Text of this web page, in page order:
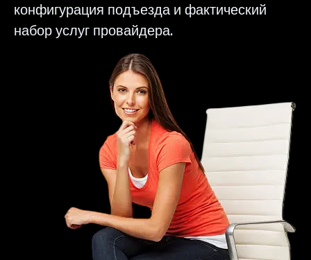
конфигурация подъезда и фактический
набор услуг провайдера.